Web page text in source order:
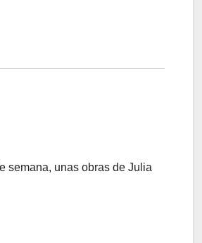
semana, unas obras de Julia